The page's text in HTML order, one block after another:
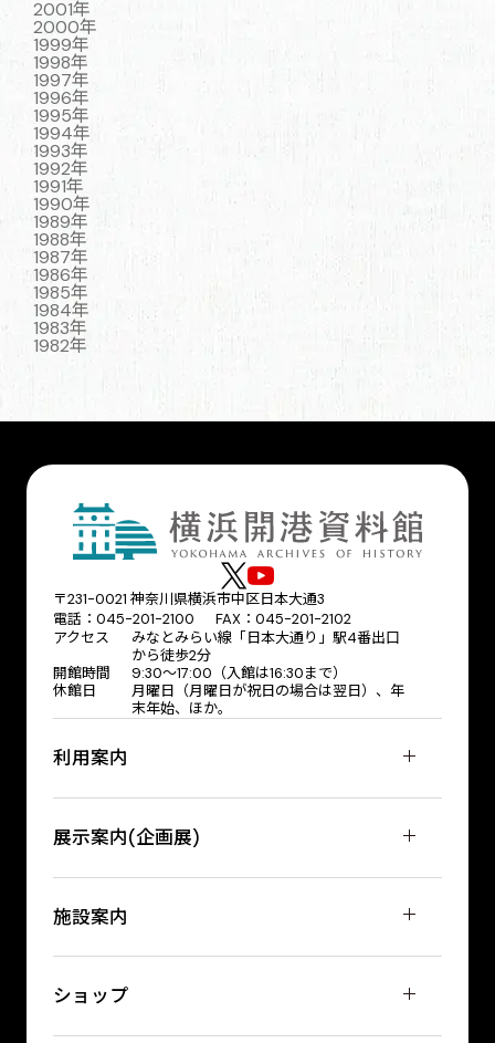
2001年
2000年
1999年
1998年
1997年
1996年
1995年
1994年
1993年
1992年
1991年
1990年
1989年
1988年
1987年
1986年
1985年
1984年
1983年
1982年
〒231-0021 神奈川県横浜市中区日本大通3
電話：045-201-2100 FAX：045-201-2102
アクセス
みなとみらい線「日本大通り」駅4番出口
から徒歩2分
開館時間
9:30〜17:00（入館は16:30まで）
休館日
月曜日（月曜日が祝日の場合は翌日）、年
末年始、ほか。
利用案内
展示案内(企画展)
施設案内
ショップ